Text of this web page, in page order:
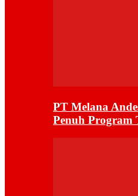
PT Melana
Penuh Program